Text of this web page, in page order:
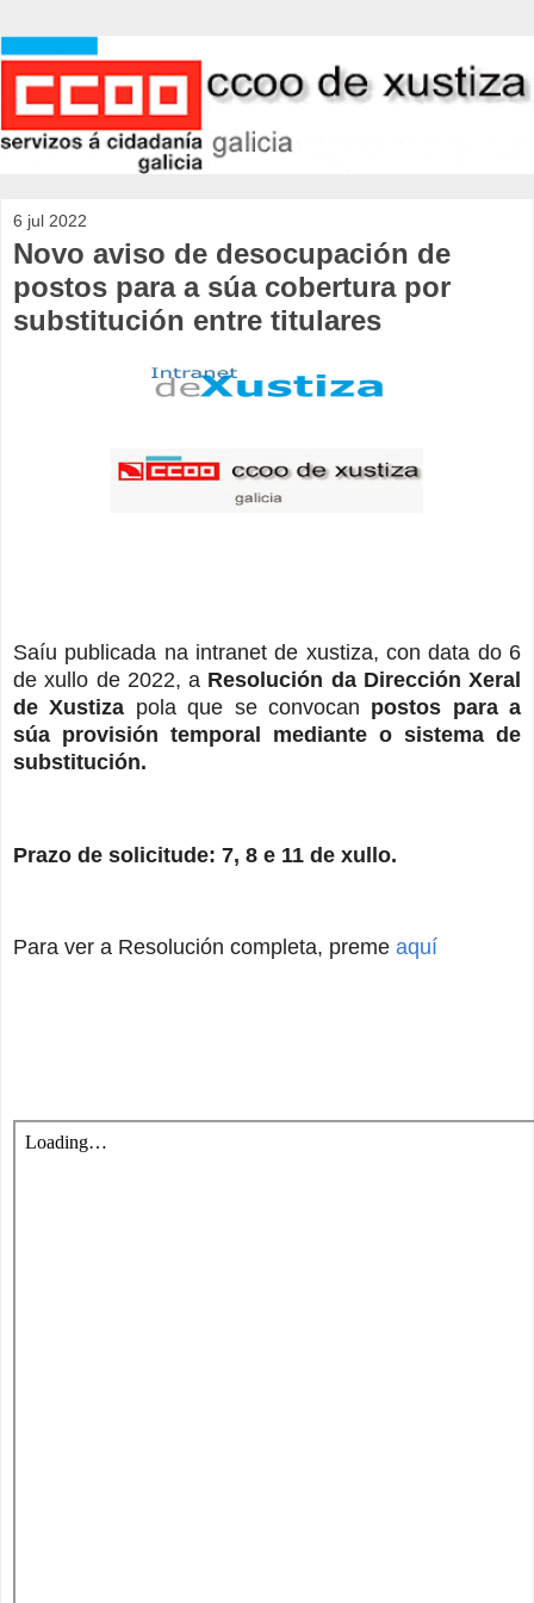
6 jul 2022
Novo aviso de desocupación de
postos para a súa cobertura por
substitución entre titulares
Saíu publicada na intranet de xustiza, con data do 6
de xullo de 2022, a Resolución da Dirección Xeral
de Xustiza pola que se convocan postos para a
súa provisión temporal mediante o sistema de
substitución.
Prazo de solicitude: 7, 8 e 11 de xullo.
Para ver a Resolución completa, preme aquí